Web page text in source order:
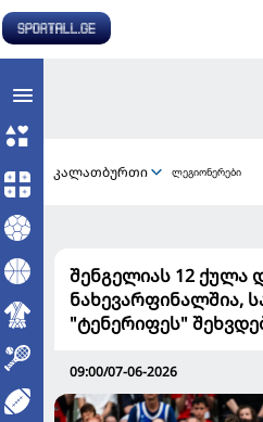
კალათბურთი ლეგიონერები
შენგელიას 12 ქულა
ნახევარფინალშია,
"ტენერიფეს"
09:00/07-06-2026